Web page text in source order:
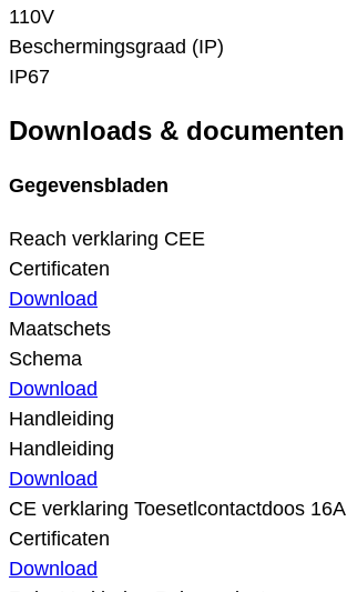
110V
Beschermingsgraad (IP)
IP67
Downloads & documenten
Gegevensbladen
Reach verklaring CEE
Certificaten
Download
Maatschets
Schema
Download
Handleiding
Handleiding
Download
CE verklaring Toesetlcontactdoos 16A
Certificaten
Download